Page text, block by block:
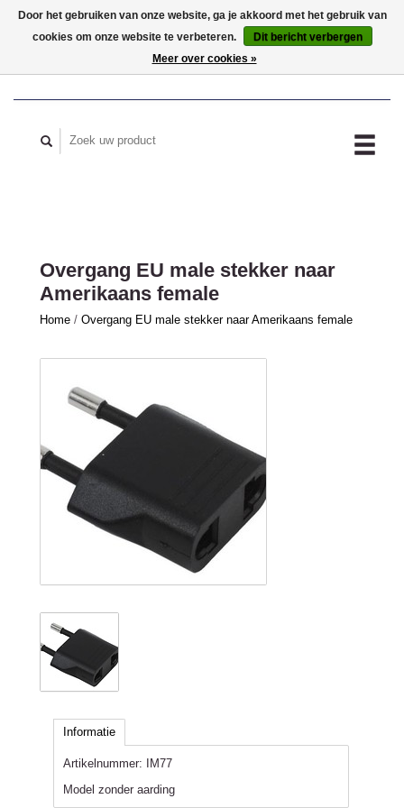
MIJN ACCOUNT
Overgang EU male stekker naar
Amerikaans female
Home / Overgang EU male stekker naar Amerikaans female
Informatie
Artikelnummer: IM77
Model zonder aarding
Door het gebruiken van onze website, ga je akkoord met het gebruik van
cookies om onze website te verbeteren.
Dit bericht verbergen
Meer over cookies »